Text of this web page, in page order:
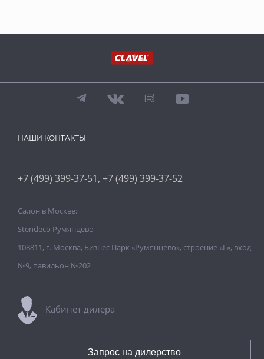
НАШИ КОНТАКТЫ
+7 (499) 399-37-51, +7 (499) 399-37-52
Салон в Москве:
Stendeco Румянцево
108811, г. Москва, Бизнес Парк «Румянцево», строение «Г», вход
№9, павильон №202
Кабинет дилера
Запрос на дилерство